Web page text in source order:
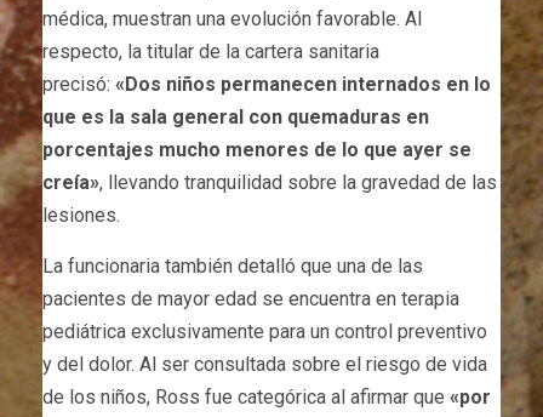
médica, muestran una evolución favorable. Al
respecto, la titular de la cartera sanitaria
precisó: «Dos niños permanecen internados en lo
que es la sala general con quemaduras en
porcentajes mucho menores de lo que ayer se
creía», llevando tranquilidad sobre la gravedad de las
lesiones.
La funcionaria también detalló que una de las
pacientes de mayor edad se encuentra en terapia
pediátrica exclusivamente para un control preventivo
y del dolor. Al ser consultada sobre el riesgo de vida
de los niños, Ross fue categórica al afirmar que «por